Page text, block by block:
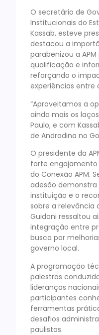
O secretário de
Institucionais do
Kassab, esteve
destacou a
parabenizou a
qualificação e
reforçando o
experiências entre
“Aproveitamos a
ainda mais os
Paulo, e com
de Andradina no
O presidente da
forte engajamento
do Conexão APM.
adesão
instituição e o
sobre a relevância
Guidoni ressaltou
integração entre
busca por
governo local.
A programação
palestras
lideranças
participantes
ferramentas
desafios
paulistas.